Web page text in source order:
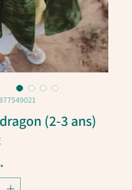
(2-3 ans)
Prix
*